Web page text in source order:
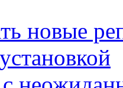
новые